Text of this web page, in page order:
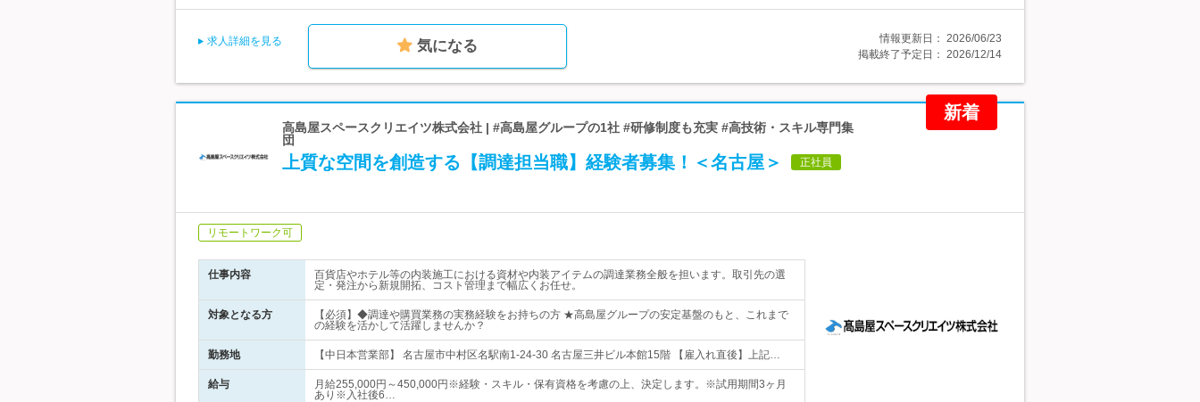
求人詳細を見る 気になる 情報更新日： 2026/06/23
掲載終了予定日： 2026/12/14
新着
高島屋スペースクリエイツ株式会社 | #高島屋グループの1社 #研修制度も充実 #高技術・スキル専門集
団
上質な空間を創造する【調達担当職】経験者募集！＜名古屋＞ 正社員
リモートワーク可
仕事内容
百貨店やホテル等の内装施工における資材や内装アイテムの調達業務全般を担います。取引先の選
定・発注から新規開拓、コスト管理まで幅広くお任せ。
対象となる方
【必須】◆調達や購買業務の実務経験をお持ちの方 ★高島屋グループの安定基盤のもと、これまで
の経験を活かして活躍しませんか？
勤務地 【中日本営業部】 名古屋市中村区名駅南1-24-30 名古屋三井ビル本館15階 【雇入れ直後】上記…
給与
月給255,000円～450,000円※経験・スキル・保有資格を考慮の上、決定します。※試用期間3ヶ月
あり※入社後6…